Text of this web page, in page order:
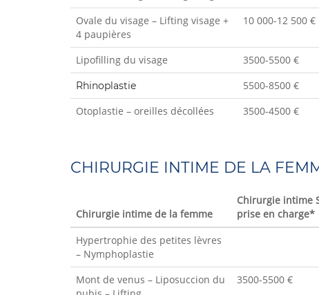
Ovale du visage – Lifting visage +
4 paupières
10 000-12 500 €
Lipofilling du visage 3500-5500 €
Rhinoplastie 5500-8500 €
Otoplastie – oreilles décollées
3500-4500 €
CHIRURGIE INTIME DE LA
Chirurgie intime de la femme
Chirurgie intime
prise en charge*
Hypertrophie des petites lèvres
– Nymphoplastie
Mont de venus – Liposuccion du
3500-5500 €